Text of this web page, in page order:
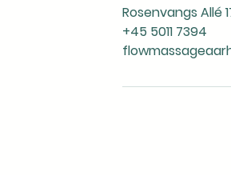
Rosenvangs Allé
+45 5011 7394